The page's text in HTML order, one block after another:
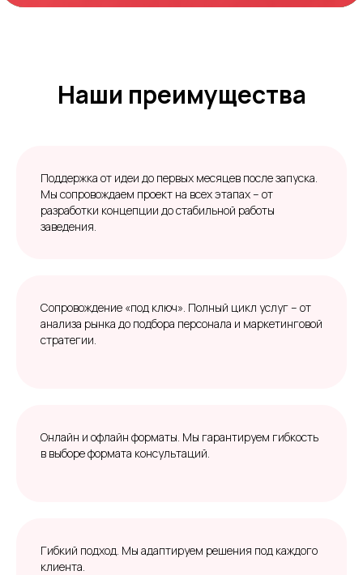
Наши преимущества
Поддержка от идеи до первых месяцев после запуска.
Мы сопровождаем проект на всех этапах – от
разработки концепции до стабильной работы
заведения.
Сопровождение «под ключ». Полный цикл услуг – от
анализа рынка до подбора персонала и маркетинговой
стратегии.
Онлайн и офлайн форматы. Мы гарантируем гибкость
в выборе формата консультаций.
Гибкий подход. Мы адаптируем решения под каждого
клиента.